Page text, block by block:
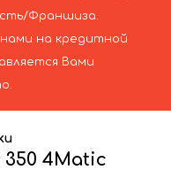
Франшиза.
нами на кредитной
Вами
4Matic